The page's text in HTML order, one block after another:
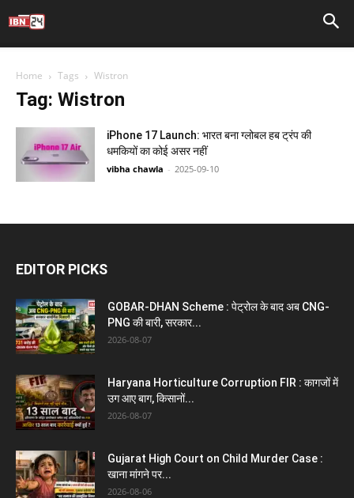
Home Tags Wistron
Tag: Wistron
iPhone 17 Launch: भारत बना ग्लोबल हब ट्रंप की
धमकियों का कोई असर नहीं
vibha chawla - 2025-09-10
EDITOR PICKS
GOBAR-DHAN Scheme : पेट्रोल के बाद अब CNG-
PNG की बारी, सरकार...
2026-08-07
Haryana Horticulture Corruption FIR : कागजों में
उग आए बाग, किसानों...
2026-08-07
Gujarat High Court on Child Murder Case :
खाना मांगने पर...
2026-08-06